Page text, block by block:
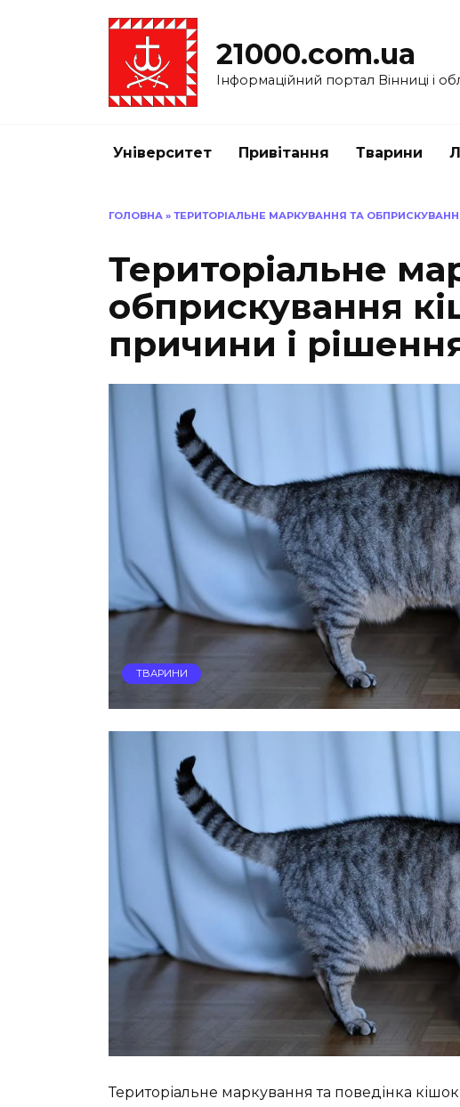
21000.com.ua
Інформаційний портал Вінниці і
Університет Привітання Тварини
ГОЛОВНА » ТЕРИТОРІАЛЬНЕ МАРКУВАННЯ ТА
Територіальне
обприскування
причини і
ТВАРИНИ
Територіальне маркування та поведінка